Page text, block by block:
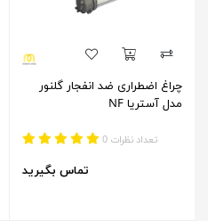
چراغ اضطراری ضد انفجار گلنور
مدل آستریا NF
تعداد نظرات 0
تماس بگیرید